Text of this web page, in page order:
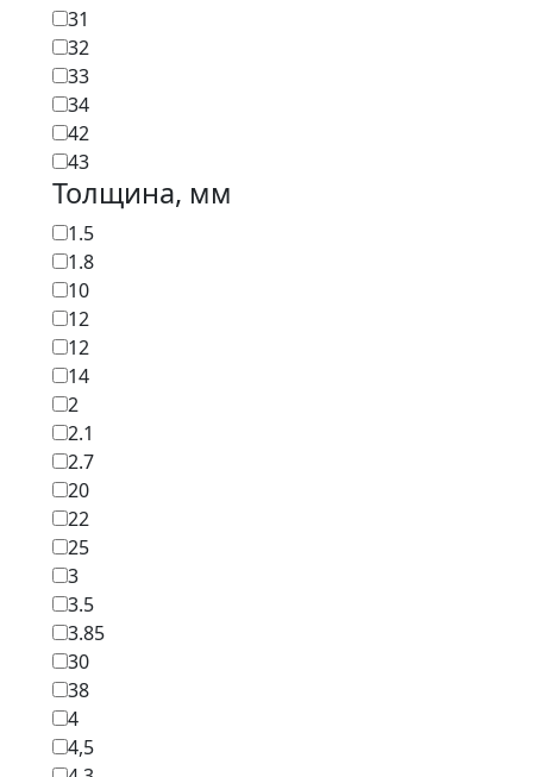
31
32
33
34
42
43
Толщина, мм
1.5
1.8
10
12
12
14
2
2.1
2.7
20
22
25
3
3.5
3.85
30
38
4
4,5